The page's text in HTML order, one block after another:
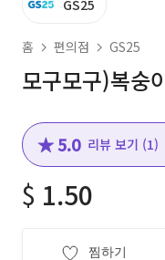
GS25
홈 편의점 GS25
모구모구)복숭
★ 5.0 리뷰 보기 (1)
$ 1.50
찜하기